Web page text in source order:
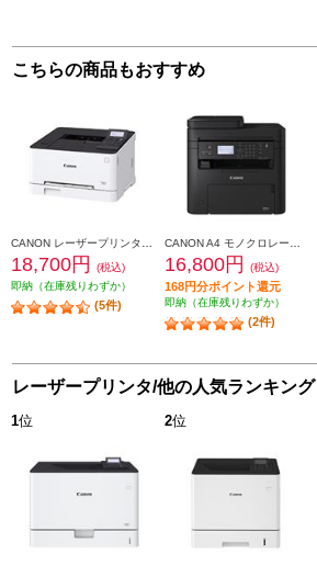
こちらの商品もおすすめ
18,700円
(税込)
即納（在庫残りわずか）
(5件)
16,800円 (税込)
168円分ポイント還元
即納（在庫残りわずか）
(2件)
レーザープリンタ/他の人気ランキング
1位 2位